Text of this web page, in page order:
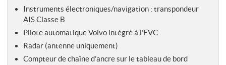
Instruments électroniques/navigation : transpondeur
AIS Classe B
Pilote automatique Volvo intégré à l’EVC
Radar (antenne uniquement)
Compteur de chaîne d’ancre sur le tableau de bord